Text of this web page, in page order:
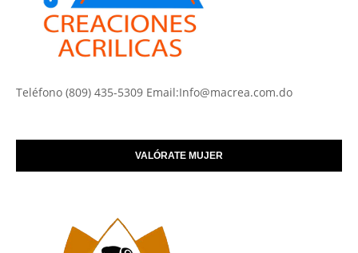
Teléfono (809) 435-5309 Email:Info@macrea.com.do
VALÓRATE MUJER